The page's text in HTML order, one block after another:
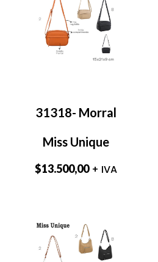
31318- Morral
Miss Unique
$13.500,00 + IVA